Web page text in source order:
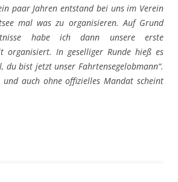
paar Jahren entstand bei uns im Verein
mal was zu organisieren. Auf Grund
habe ich dann unsere erste
organisiert. In geselliger Runde hieß es
du bist jetzt unser Fahrtensegelobmann“.
und auch ohne offizielles Mandat scheint